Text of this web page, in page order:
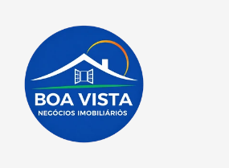
Página inicial